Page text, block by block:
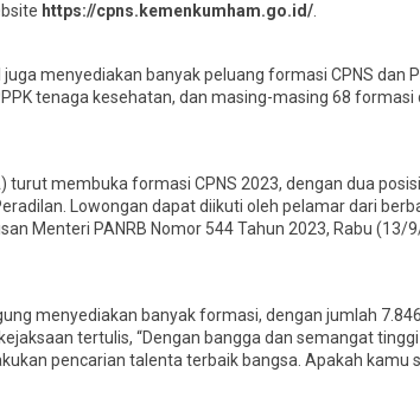
https://cpns.kemenkumham.go.id/.
menyediakan banyak peluang formasi CPNS dan
tenaga kesehatan, dan masing-masing 68 formasi
turut membuka formasi CPNS 2023, dengan dua
Lowongan dapat diikuti oleh pelamar dari
Menteri PANRB Nomor 544 Tahun 2023, Rabu
menyediakan banyak formasi, dengan jumlah
tertulis, “Dengan bangga dan semangat
pencarian talenta terbaik bangsa. Apakah kamu